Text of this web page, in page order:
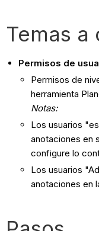
Temas a
Permisos de
Permisos de
herramienta
Notas:
Los usuarios
anotaciones en
configure lo
Los usuarios
anotaciones en